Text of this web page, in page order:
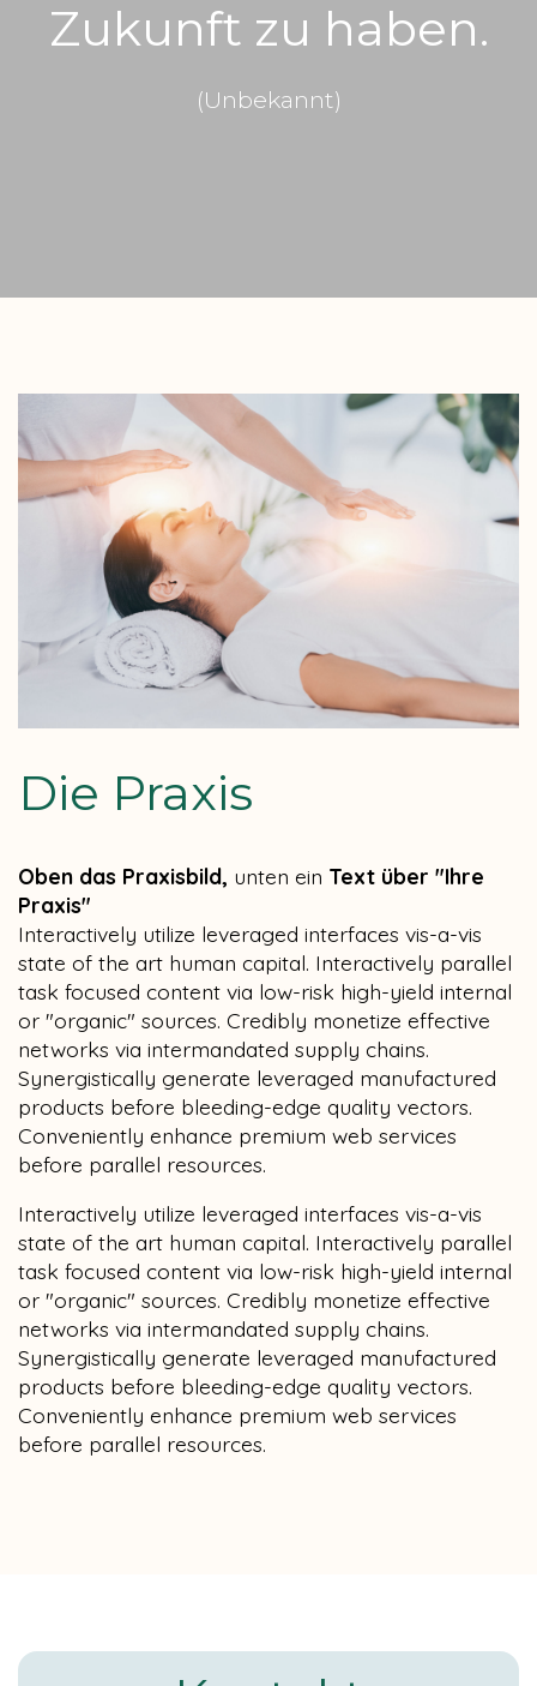
Zukunft zu haben.
(Unbekannt)
Die Praxis
Oben das Praxisbild, unten ein Text über "Ihre
Praxis"
Interactively utilize leveraged interfaces vis-a-vis
state of the art human capital. Interactively parallel
task focused content via low-risk high-yield internal
or "organic" sources. Credibly monetize effective
networks via intermandated supply chains.
Synergistically generate leveraged manufactured
products before bleeding-edge quality vectors.
Conveniently enhance premium web services
before parallel resources.
Interactively utilize leveraged interfaces vis-a-vis
state of the art human capital. Interactively parallel
task focused content via low-risk high-yield internal
or "organic" sources. Credibly monetize effective
networks via intermandated supply chains.
Synergistically generate leveraged manufactured
products before bleeding-edge quality vectors.
Conveniently enhance premium web services
before parallel resources.